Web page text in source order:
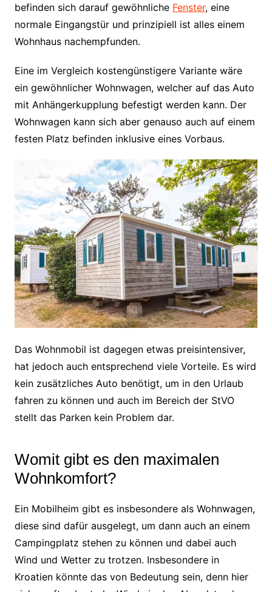
befinden sich darauf gewöhnliche Fenster, eine
normale Eingangstür und prinzipiell ist alles einem
Wohnhaus nachempfunden.
Eine im Vergleich kostengünstigere Variante wäre
ein gewöhnlicher Wohnwagen, welcher auf das Auto
mit Anhängerkupplung befestigt werden kann. Der
Wohnwagen kann sich aber genauso auch auf einem
festen Platz befinden inklusive eines Vorbaus.
Das Wohnmobil ist dagegen etwas preisintensiver,
hat jedoch auch entsprechend viele Vorteile. Es wird
kein zusätzliches Auto benötigt, um in den Urlaub
fahren zu können und auch im Bereich der StVO
stellt das Parken kein Problem dar.
Womit gibt es den maximalen
Wohnkomfort?
Ein Mobilheim gibt es insbesondere als Wohnwagen,
diese sind dafür ausgelegt, um dann auch an einem
Campingplatz stehen zu können und dabei auch
Wind und Wetter zu trotzen. Insbesondere in
Kroatien könnte das von Bedeutung sein, denn hier